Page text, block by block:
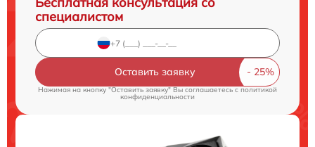
специалистом
Оставить заявку
Нажимая на кнопку "Оставить заявку" Вы соглашаетесь cполитикой
конфиденциальности